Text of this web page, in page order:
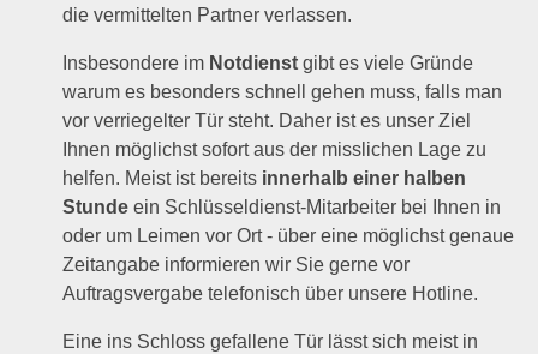
die vermittelten Partner verlassen.
Insbesondere im Notdienst gibt es viele Gründe
warum es besonders schnell gehen muss, falls man
vor verriegelter Tür steht. Daher ist es unser Ziel
Ihnen möglichst sofort aus der misslichen Lage zu
helfen. Meist ist bereits innerhalb einer halben
Stunde ein Schlüsseldienst-Mitarbeiter bei Ihnen in
oder um Leimen vor Ort - über eine möglichst genaue
Zeitangabe informieren wir Sie gerne vor
Auftragsvergabe telefonisch über unsere Hotline.
Eine ins Schloss gefallene Tür lässt sich meist in